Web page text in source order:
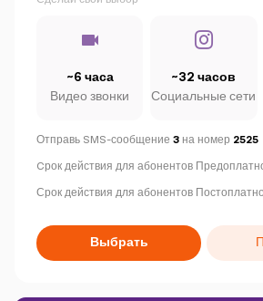
~6 часа
Видео звонки
~32 часов
Социальные сети
Отправь SMS-сообщение 3 на номер 2525
Cрок действия для абонентов
Срок действия для абонентов
Выбрать